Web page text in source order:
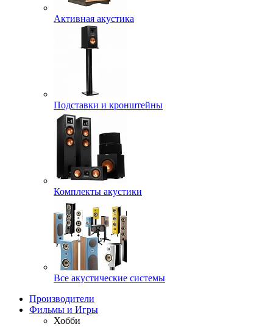
Активная акустика
Подставки и кронштейны
Комплекты акустики
Все акустические системы
Производители
Фильмы и Игры
Хобби